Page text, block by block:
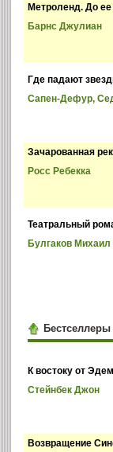
Метроленд. До
Барнс Джулиан
Где падают
Сапен-Дефур,
Зачарованная
Росс Ребекка
Театральный
Булгаков Михаил
К востоку от
Стейнбек Джон
Возвращение